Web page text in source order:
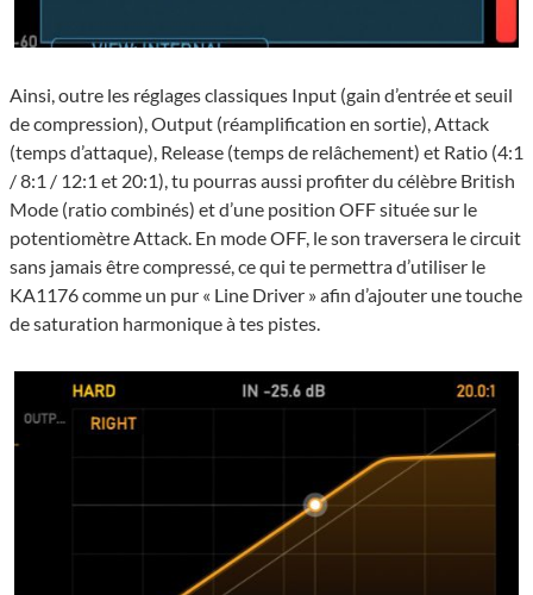
Ainsi, outre les réglages classiques Input (gain d’entrée et seuil
de compression), Output (réamplification en sortie), Attack
(temps d’attaque), Release (temps de relâchement) et Ratio (4:1
/ 8:1 / 12:1 et 20:1), tu pourras aussi profiter du célèbre British
Mode (ratio combinés) et d’une position OFF située sur le
potentiomètre Attack. En mode OFF, le son traversera le circuit
sans jamais être compressé, ce qui te permettra d’utiliser le
KA1176 comme un pur « Line Driver » afin d’ajouter une touche
de saturation harmonique à tes pistes.